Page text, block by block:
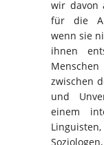
wir davon
für die
wenn sie
ihnen
zwischen
und
einem